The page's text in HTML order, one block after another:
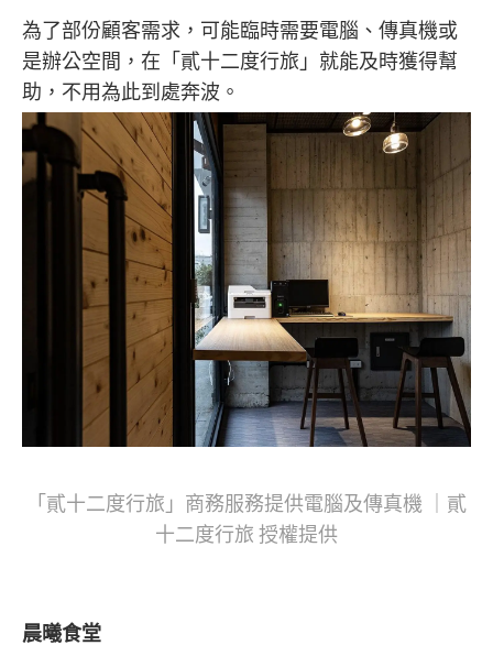
為了部份顧客需求，可能臨時需要電腦、傳真機或
是辦公空間，在「貳十二度行旅 」就能及時獲得幫
助，不用為此到處奔波。
「貳十二度行旅」商務服務提供電腦及傳真機 ｜貳
十二度行旅 授權提供
晨曦食堂